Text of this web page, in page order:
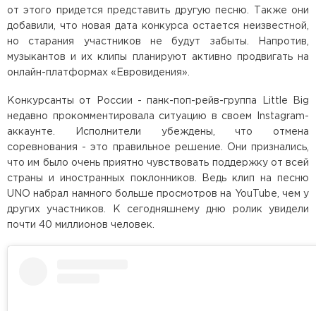
от этого придется представить другую песню. Также они
добавили, что новая дата конкурса остается неизвестной,
но старания участников не будут забыты. Напротив,
музыкантов и их клипы планируют активно продвигать на
онлайн-платформах «Евровидения».
Конкурсанты от России - панк-поп-рейв-группа Little Big
недавно прокомментировала ситуацию в своем Instagram-
аккаунте. Исполнители убеждены, что отмена
соревнования - это правильное решение. Они признались,
что им было очень приятно чувствовать поддержку от всей
страны и иностранных поклонников. Ведь клип на песню
UNO набрал намного больше просмотров на YouTube, чем у
других участников. К сегодняшнему дню ролик увидели
почти 40 миллионов человек.